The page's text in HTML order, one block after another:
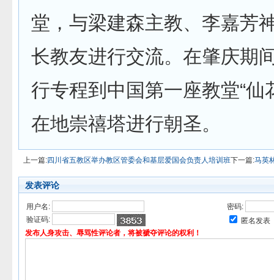
堂，与梁建森主教、李嘉芳
长教友进行交流。在肇庆期
行专程到中国第一座教堂“仙
在地崇禧塔进行朝圣。
上一篇:四川省五教区举办教区管委会和基层爱国会负责人培训班下一篇:马英
发表评论
用户名:
密码:
验证码:
匿名发表
发布人身攻击、辱骂性评论者，将被褫夺评论的权利！